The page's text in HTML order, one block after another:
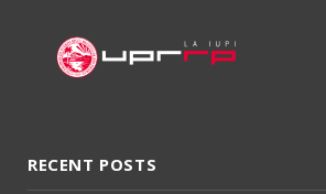
RECENT POSTS